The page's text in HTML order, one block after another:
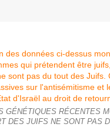
GÉNÉTIQUES RÉCENTES
DES JUIFS NE SONT PAS